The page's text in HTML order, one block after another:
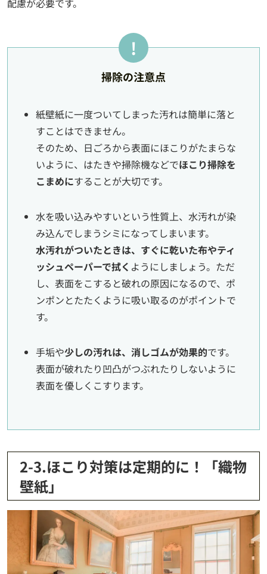
掃除の注意点
紙壁紙に一度ついてしまった汚れは簡単に落と
すことはできません。
そのため、日ごろから表面にほこりがたまらな
いように、はたきや掃除機などでほこり掃除を
こまめにすることが大切です。
水を吸い込みやすいという性質上、水汚れが染
み込んでしまうシミになってしまいます。
水汚れがついたときは、すぐに乾いた布やティ
ッシュペーパーで拭く ようにしましょう。ただ
し、表面をこすると破れの原因になるので、ポ
ンポンとたたくように吸い取るのがポイントで
す。
手垢や少しの汚れは、消しゴムが効果的です。
表面が破れたり凹凸がつぶれたりしないように
表面を優しくこすります。
2-3.ほこり対策は定期的に！「織物
壁紙」